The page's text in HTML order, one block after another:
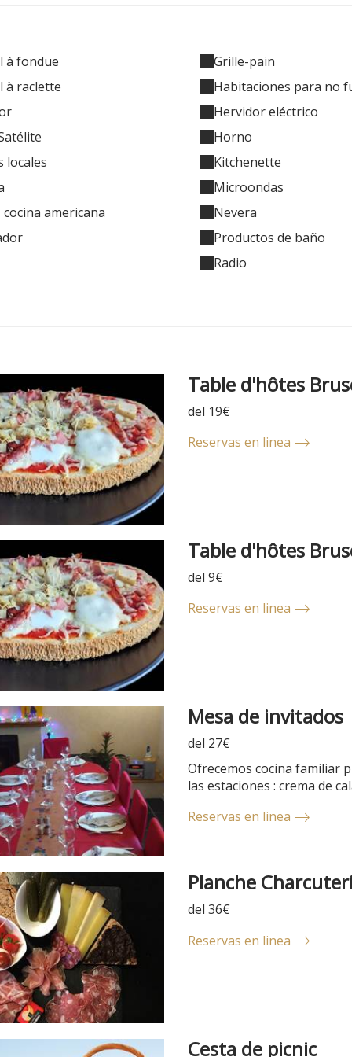
à fondue
à raclette
locales
cocina americana
Grille-pain
Habitaciones para no
Hervidor eléctrico
Horno
Kitchenette
Microondas
Nevera
Productos de baño
Radio
Table d'hôtes
del 19€
Reservas en linea
Table d'hôtes
del 9€
Reservas en linea
Mesa de invitados
del 27€
Ofrecemos cocina familiar
las estaciones : crema de
Reservas en linea
Planche
del 36€
Reservas en linea
Cesta de picnic